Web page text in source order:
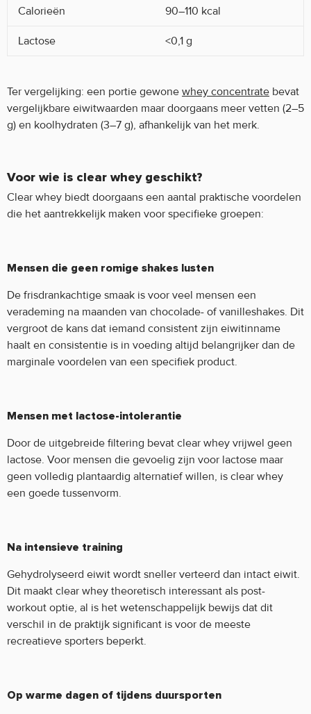
Calorieën 90–110 kcal
Lactose <0,1 g
Ter vergelijking: een portie gewone whey concentrate bevat
vergelijkbare eiwitwaarden maar doorgaans meer vetten (2–5
g) en koolhydraten (3–7 g), afhankelijk van het merk.
Voor wie is clear whey geschikt?
Clear whey biedt doorgaans een aantal praktische voordelen
die het aantrekkelijk maken voor specifieke groepen:
Mensen die geen romige shakes lusten
De frisdrankachtige smaak is voor veel mensen een
verademing na maanden van chocolade- of vanilleshakes. Dit
vergroot de kans dat iemand consistent zijn eiwitinname
haalt en consistentie is in voeding altijd belangrijker dan de
marginale voordelen van een specifiek product.
Mensen met lactose-intolerantie
Door de uitgebreide filtering bevat clear whey vrijwel geen
lactose. Voor mensen die gevoelig zijn voor lactose maar
geen volledig plantaardig alternatief willen, is clear whey
een goede tussenvorm.
Na intensieve training
Gehydrolyseerd eiwit wordt sneller verteerd dan intact eiwit.
Dit maakt clear whey theoretisch interessant als post-
workout optie, al is het wetenschappelijk bewijs dat dit
verschil in de praktijk significant is voor de meeste
recreatieve sporters beperkt.
Op warme dagen of tijdens duursporten